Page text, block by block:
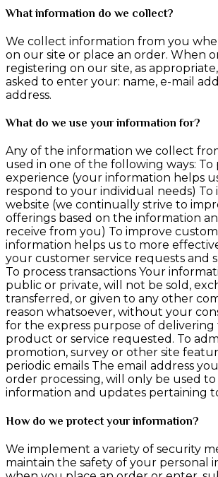
What information do we collect?
We collect information from you
on our site or place an order. When
registering on our site, as
asked to enter your: name, e-mail
address.
What do we use your information for?
Any of the information we collect
used in one of the following ways:
experience (your information helps
respond to your individual needs)
website (we continually strive to
offerings based on the information
receive from you) To improve
information helps us to more
your customer service requests and
To process transactions Your
public or private, will not be sold,
transferred, or given to any other
reason whatsoever, without your
for the express purpose of
product or service requested. To
promotion, survey or other site
periodic emails The email address
order processing, will only be used to
information and updates pertaining
How do we protect your information?
We implement a variety of security
maintain the safety of your personal